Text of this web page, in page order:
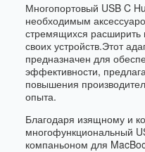
Многопортовый USB C
необходимым
стремящихся расширить
своих устройств.Этот
предназначен для
эффективности,
повышения
опыта.
Благодаря изящному и
многофункциональный
компаньоном для